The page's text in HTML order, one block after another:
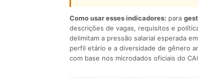
Como usar esses indicadores: para
descrições de vagas, requisitos e
delimitam a pressão salarial esperada
perfil etário e a diversidade de gênero
com base nos microdados oficiais do